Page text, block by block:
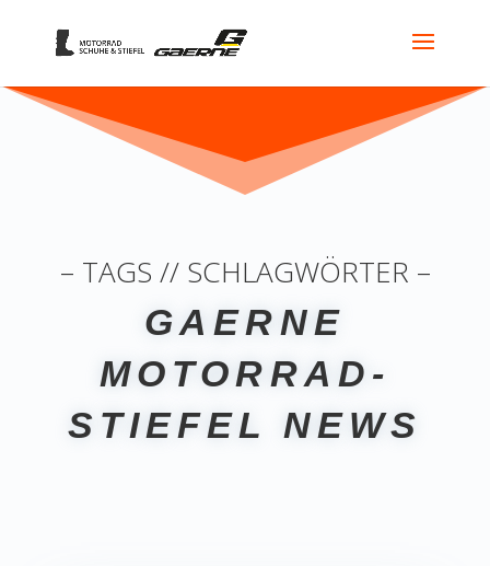
– TAGS // SCHLAGWÖRTER –
GAERNE
MOTORRAD-
STIEFEL NEWS